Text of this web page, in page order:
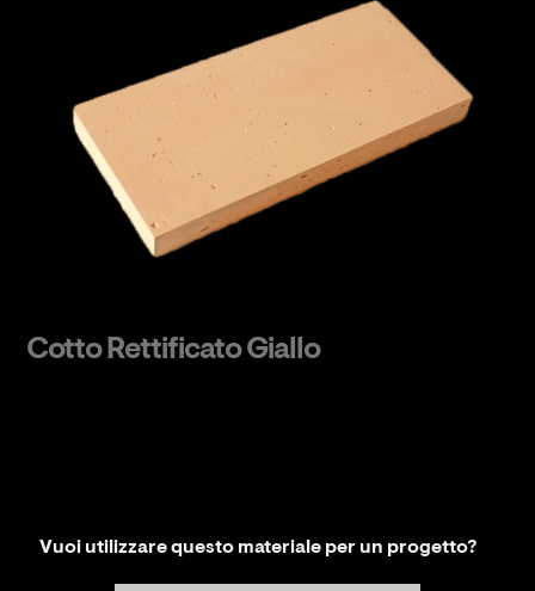
Cotto Rettificato Giallo
Vuoi utilizzare questo materiale per un progetto?